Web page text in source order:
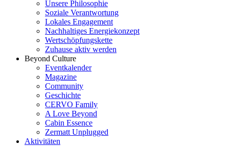
Unsere Philosophie
Soziale Verantwortung
Lokales Engagement
Nachhaltiges Energiekonzept
Wertschöpfungskette
Zuhause aktiv werden
Beyond Culture
Eventkalender
Magazine
Community
Geschichte
CERVO Family
A Love Beyond
Cabin Essence
Zermatt Unplugged
Aktivitäten